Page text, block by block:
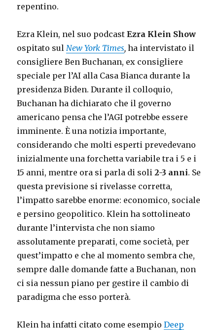
repentino.
Ezra Klein, nel suo podcastEzra Klein Show
ospitato sul New York Times,ha intervistato il
consigliere Ben Buchanan, ex consigliere
speciale per l’AI alla Casa Bianca durante la
presidenza Biden. Durante il colloquio,
Buchanan ha dichiarato che il governo
americano pensa che l’AGI potrebbe essere
imminente. È una notizia importante,
considerando che molti esperti prevedevano
inizialmente una forchetta variabile tra i 5 e i
15 anni, mentre ora si parla di soli2-3 anni. Se
questa previsione si rivelasse corretta,
l’impatto sarebbe enorme: economico, sociale
e persino geopolitico. Klein ha sottolineato
durante l’intervista che non siamo
assolutamente preparati, come società, per
quest’impatto e che al momento sembra che,
sempre dalle domande fatte a Buchanan, non
ci sia nessun piano per gestire il cambio di
paradigma che esso porterà.
Klein ha infatti citato come esempioDeep